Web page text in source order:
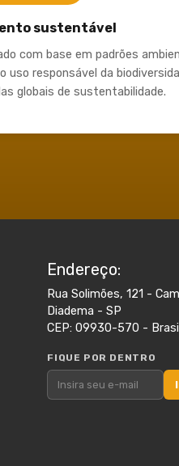
sustentável
com base em padrões
uso responsável da
globais de sustentabilidade.
Endereço:
Rua Solimões, 121 -
Diadema - SP
CEP: 09930-570 - Brasil
FIQUE POR DENTRO